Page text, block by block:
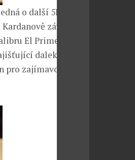
o další 5Hz
závěsu.
El Primero
daleko vyšší
zajímavost,